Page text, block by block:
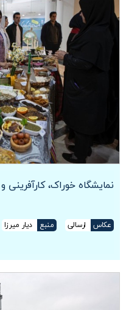
نمایشگاه خوراک،
عکاس ارسالی منبع
دیار میرزا